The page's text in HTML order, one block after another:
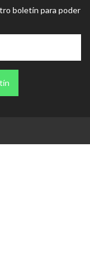
boletín para poder